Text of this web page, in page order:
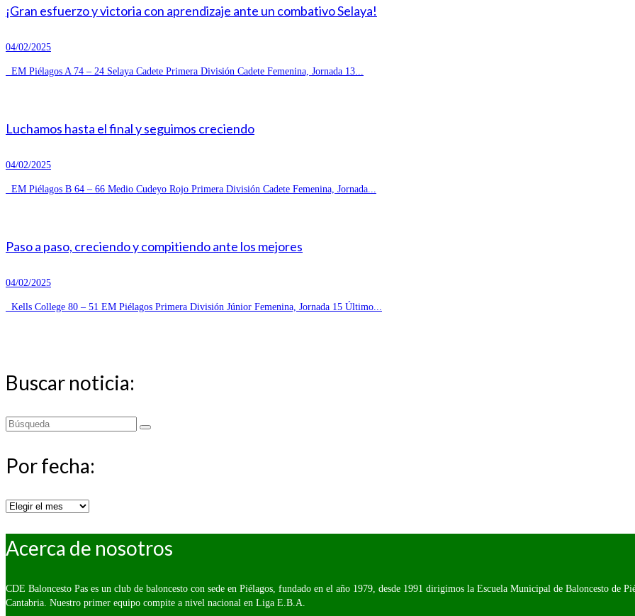
¡Gran esfuerzo y victoria con aprendizaje ante un combativo Selaya!
04/02/2025
EM Piélagos A 74 – 24 Selaya Cadete Primera División Cadete Femenina, Jornada 13...
Luchamos hasta el final y seguimos creciendo
04/02/2025
EM Piélagos B 64 – 66 Medio Cudeyo Rojo Primera División Cadete Femenina, Jornada...
Paso a paso, creciendo y compitiendo ante los mejores
04/02/2025
Kells College 80 – 51 EM Piélagos Primera División Júnior Femenina, Jornada 15 Último...
Buscar noticia:
Buscar
Por fecha:
Por
Acerca de nosotros
CDE Baloncesto Pas es un club de baloncesto con sede en Piélagos, fundado en el año 1979, desde 1991 dirigimos la Escuela Municipal de Baloncesto de
Cantabria. Nuestro primer equipo compite a nivel nacional en Liga E.B.A.